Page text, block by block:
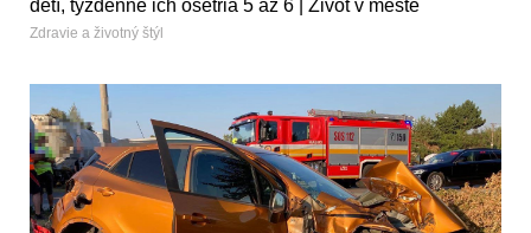
detí, týždenne ich ošetria 5 až 6 | Život v meste
Zdravie a životný štýl